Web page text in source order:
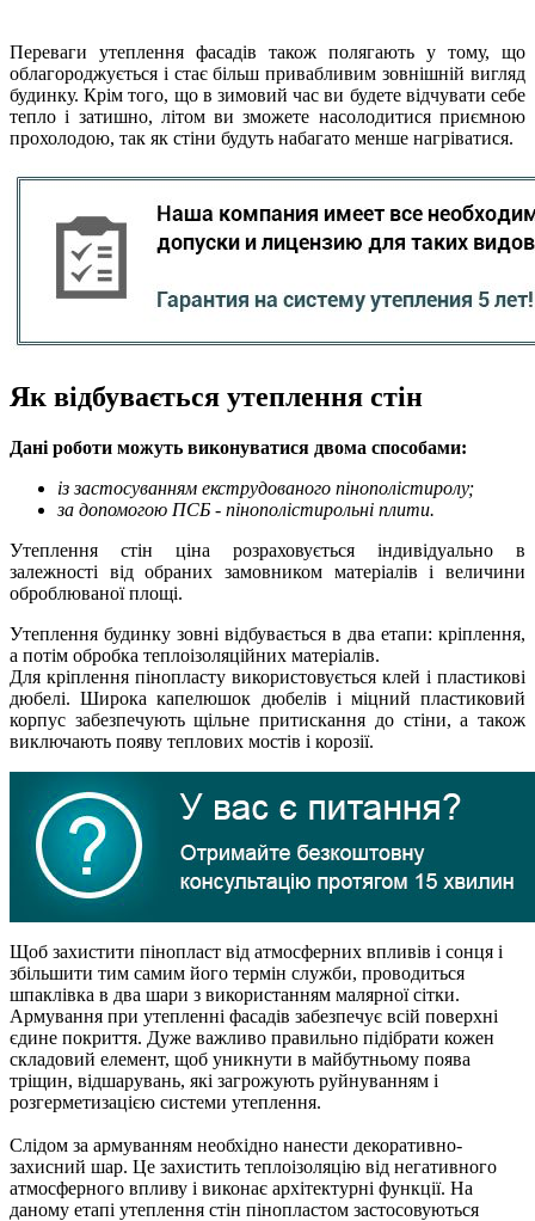
Переваги утеплення фасадів також полягають у тому, що
облагороджується і стає більш привабливим зовнішній вигляд
будинку. Крім того, що в зимовий час ви будете відчувати себе
тепло і затишно, літом ви зможете насолодитися приємною
прохолодою, так як стіни будуть набагато менше нагріватися.
Як відбувається утеплення стін
Дані роботи можуть виконуватися двома способами:
із застосуванням екструдованого пінополістиролу;
за допомогою ПСБ - пінополістирольні плити.
Утеплення стін ціна розраховується індивідуально в
залежності від обраних замовником матеріалів і величини
оброблюваної площі.
Утеплення будинку зовні відбувається в два етапи: кріплення,
а потім обробка теплоізоляційних матеріалів.
Для кріплення пінопласту використовується клей і пластикові
дюбелі. Широка капелюшок дюбелів і міцний пластиковий
корпус забезпечують щільне притискання до стіни, а також
виключають появу теплових мостів і корозії.
Щоб захистити пінопласт від атмосферних впливів і сонця і
збільшити тим самим його термін служби, проводиться
шпаклівка в два шари з використанням малярної сітки.
Армування при утепленні фасадів забезпечує всій поверхні
єдине покриття. Дуже важливо правильно підібрати кожен
складовий елемент, щоб уникнути в майбутньому поява
тріщин, відшарувань, які загрожують руйнуванням і
розгерметизацією системи утеплення.
Слідом за армуванням необхідно нанести декоративно-
захисний шар. Це захистить теплоізоляцію від негативного
атмосферного впливу і виконає архітектурні функції. На
даному етапі утеплення стін пінопластом застосовуються